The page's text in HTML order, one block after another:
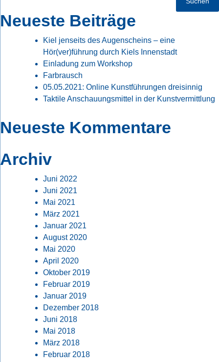
Neueste Beiträge
Kiel jenseits des Augenscheins – eine
Hör(ver)führung durch Kiels Innenstadt
Einladung zum Workshop
Farbrausch
05.05.2021: Online Kunstführungen dreisinnig
Taktile Anschauungsmittel in der Kunstvermittlung
Neueste Kommentare
Archiv
Juni 2022
Juni 2021
Mai 2021
März 2021
Januar 2021
August 2020
Mai 2020
April 2020
Oktober 2019
Februar 2019
Januar 2019
Dezember 2018
Juni 2018
Mai 2018
März 2018
Februar 2018